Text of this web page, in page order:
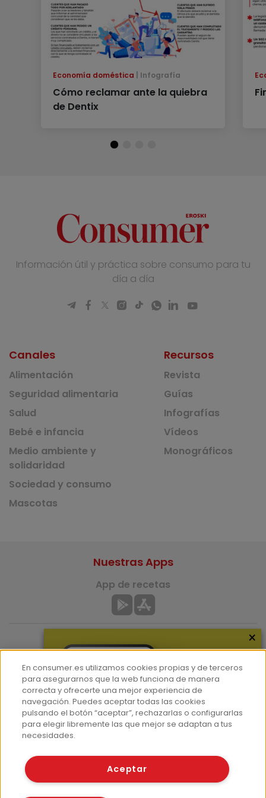
Economía doméstica Infografía
Cómo reclamar ante la quiebra
de Dentix
Información útil y práctica sobre consumo para tu
día a día
Canales
Alimentación
Seguridad alimentaria
Salud
Bebé e infancia
Medio ambiente y
solidaridad
Sociedad y consumo
Mascotas
Recursos
Revista
Guías
Infografías
Vídeos
Monográficos
Más información
¿Quiénes somos?
Hemeroteca
Nuestras Apps
App de recetas
×
En consumer.es utilizamos cookies propias y de terceros
para asegurarnos que la web funciona de manera
correcta y ofrecerte una mejor experiencia de
navegación. Puedes aceptar todas las cookies
pulsando el botón “aceptar”, rechazarlas o configurarlas
para elegir libremente las que mejor se adaptan a tus
necesidades.
Aceptar